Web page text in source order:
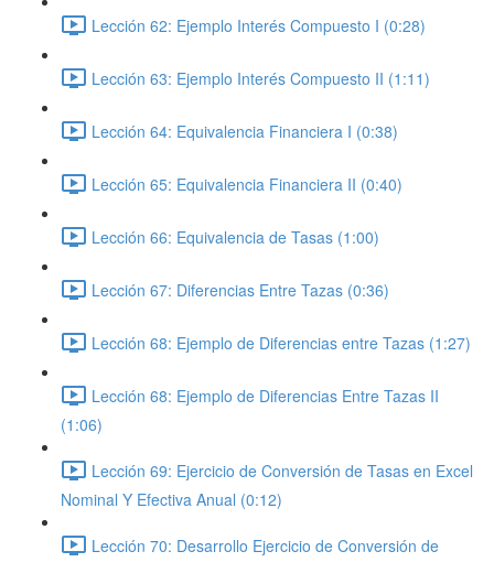
Lección 62: Ejemplo Interés Compuesto I (0:28)
Lección 63: Ejemplo Interés Compuesto II (1:11)
Lección 64: Equivalencia Financiera I (0:38)
Lección 65: Equivalencia Financiera II (0:40)
Lección 66: Equivalencia de Tasas (1:00)
Lección 67: Diferencias Entre Tazas (0:36)
Lección 68: Ejemplo de Diferencias entre Tazas (1:27)
Lección 68: Ejemplo de Diferencias Entre Tazas II
(1:06)
Lección 69: Ejercicio de Conversión de Tasas en Excel
Nominal Y Efectiva Anual (0:12)
Lección 70: Desarrollo Ejercicio de Conversión de